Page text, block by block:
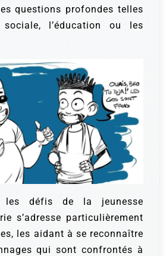
questions profondes telles
l’éducation ou les
les défis de la jeunesse
s’adresse particulièrement
les aidant à se reconnaître
qui sont confrontés à